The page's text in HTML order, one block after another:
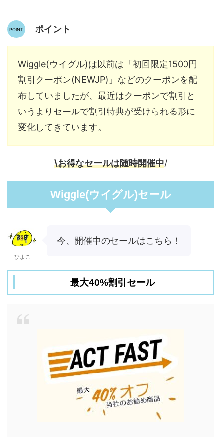
ポイント
Wiggle(ウイグル)は以前は「初回限定1500円
割引クーポン(NEWJP)」などのクーポンを配
布していましたが、最近はクーポンで割引と
いうよりセールで割引特典が受けられる形に
変化してきています。
\お得なセールは随時開催中/
Wiggle(ウイグル)セール
ひよこ
今、開催中のセールはこちら！
最大40%割引セール